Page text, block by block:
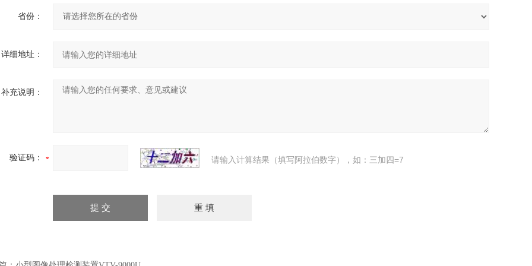
省份：
详细地址：
补充说明：
验证码： 请输入计算结果（填写阿拉伯数字），如：三加四=7